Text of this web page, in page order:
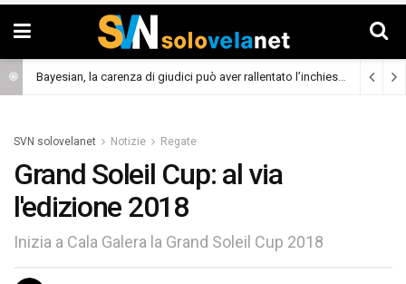
Bayesian, la carenza di giudici può aver rallentato l’inchiesta (Cronaca)
SVN solovelanet Notizie Regate
Grand Soleil Cup: al via
l'edizione 2018
Inizia a Cala Galera la Grand Soleil Cup 2018